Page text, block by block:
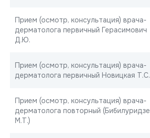
Прием (осмотр, консультация) врача-
дерматолога первичный Герасимович
Д.Ю.
Прием (осмотр, консультация) врача-
дерматолога первичный Новицкая Т.С.
Прием (осмотр, консультация) врача-
дерматолога повторный (Бибилуридзе
М.Т.)